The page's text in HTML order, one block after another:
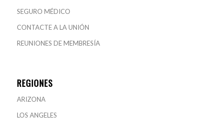
SEGURO MÉDICO
CONTACTE A LA UNIÓN
REUNIONES DE MEMBRESÍA
REGIONES
ARIZONA
LOS ANGELES